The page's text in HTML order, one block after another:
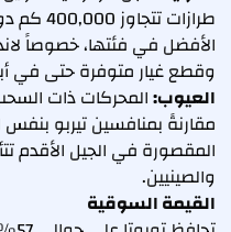
طرازات
الأفضل في فئتها، خصوصاً
وقطع غيار متوفرة حتى في
العيوب:المحركات ذات
مقارنةً بمنافسين تيربو
المقصورة في الجيل الأقدم
والصينيين.
القيمة السوقية